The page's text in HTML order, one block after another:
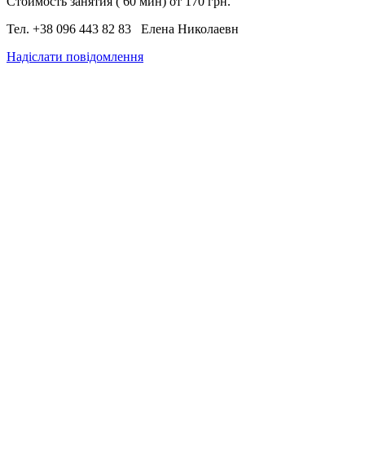
Тел. +38 096 443 82 83 Елена Николаевн
Надіслати повідомлення